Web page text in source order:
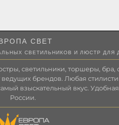
СВЕТ
СВЕТИЛЬНИКОВ И ЛЮСТР ДЛЯ
светильники, торшеры, бра,
брендов. Любая
взыскательный вкус.
России.